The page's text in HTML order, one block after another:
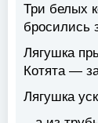
Три белых
бросились
Лягушка
Котята —
Лягушка